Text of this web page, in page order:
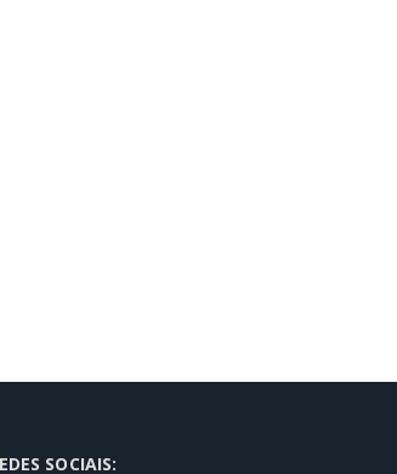
SOCIAIS: